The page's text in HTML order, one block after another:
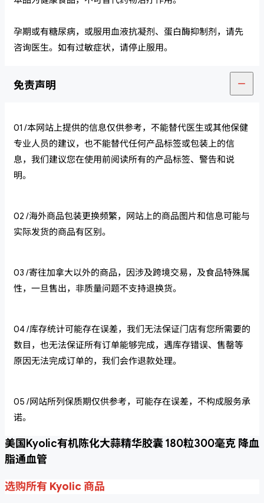
孕期或有糖尿病，或服用血液抗凝剂、蛋白酶抑制剂，请先
咨询医生。如有过敏症状，请停止服用。
免责声明
01 /本网站上提供的信息仅供参考，不能替代医生或其他保健
专业人员的建议，也不能替代任何产品标签或包装上的信
息，我们建议您在使用前阅读所有的产品标签、警告和说
明。
02 /海外商品包装更换频繁，网站上的商品图片和信息可能与
实际发货的商品有区别。
03 /寄往加拿大以外的商品，因涉及跨境交易，及食品特殊属
性，一旦售出，非质量问题不支持退换货。
04 /库存统计可能存在误差，我们无法保证门店有您所需要的
数目，也无法保证所有订单能够完成，遇库存错误、售罄等
原因无法完成订单的，我们会作退款处理。
05 /网站所列保质期仅供参考，可能存在误差，不构成服务承
诺。
美国Kyolic有机陈化大蒜精华胶囊 180粒300毫克 降血
脂通血管
选购所有 Kyolic 商品